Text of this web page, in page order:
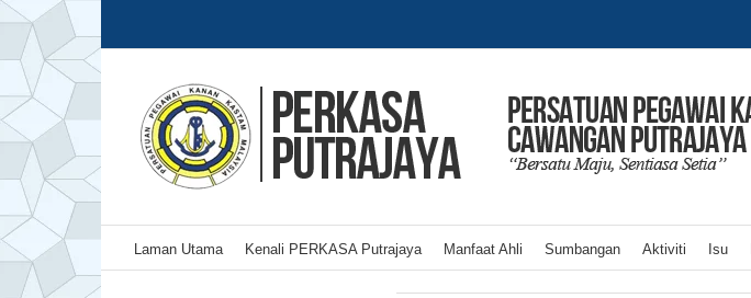
Skip
content
Laman Utama Kenali PERKASA Putrajaya Manfaat Ahli Sumbangan Aktiviti Isu